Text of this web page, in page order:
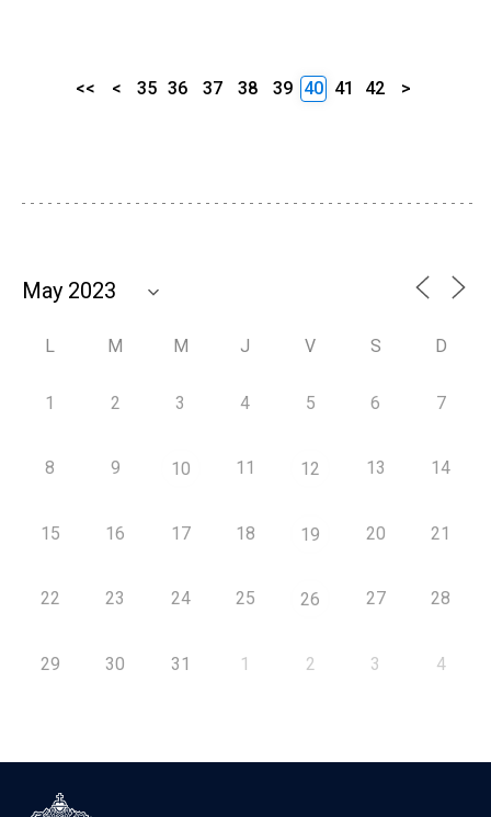
<< < 35 36 37 38 39 40 41 42 >
L M M J V S D
1 2 3 4 5 6 7
8 9 10 11 12 13 14
15 16 17 18 19 20 21
22 23 24 25 26 27 28
29 30 31 1 2 3 4